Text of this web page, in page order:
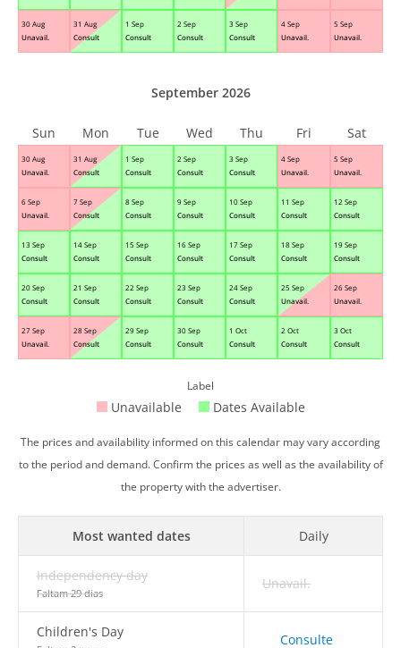
30 Aug
Unavail.
31 Aug
Consult
1 Sep
Consult
2 Sep
Consult
3 Sep
Consult
4 Sep
Unavail.
5 Sep
Unavail.
30 Aug
Unavail.
31 Aug
Consult
1 Sep
Consult
2 Sep
Consult
3 Sep
Consult
4 Sep
Unavail.
5 Sep
Unavail.
6 Sep
Unavail.
7 Sep
Consult
8 Sep
Consult
9 Sep
Consult
10 Sep
Consult
11 Sep
Consult
12 Sep
Consult
13 Sep
Consult
14 Sep
Consult
15 Sep
Consult
16 Sep
Consult
17 Sep
Consult
18 Sep
Consult
19 Sep
Consult
20 Sep
Consult
21 Sep
Consult
22 Sep
Consult
23 Sep
Consult
24 Sep
Consult
25 Sep
Unavail.
26 Sep
Unavail.
27 Sep
Unavail.
28 Sep
Consult
29 Sep
Consult
30 Sep
Consult
1 Oct
Consult
2 Oct
Consult
3 Oct
Consult
September 2026
Sun Mon Tue Wed Thu Fri Sat
Label
Unavailable Dates Available
The prices and availability informed on this calendar may vary according
to the period and demand. Confirm the prices as well as the availability of
the property with the advertiser.
Most wanted dates Daily
Independency day
Faltam 29 dias
Unavail.
Children's Day Consulte